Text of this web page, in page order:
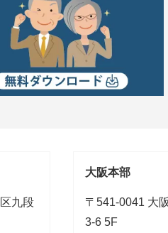
九段
大阪本部
〒541-0041 大
3-6 5F